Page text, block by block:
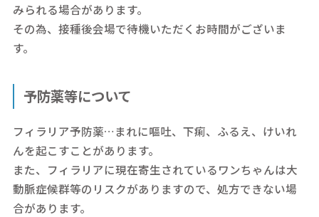
みられる場合があります。
その為、接種後会場で待機いただくお時間がございま
す。
予防薬等について
フィラリア予防薬…まれに嘔吐、下痢、ふるえ、けいれ
んを起こすことがあります。
また、フィラリアに現在寄生されているワンちゃんは大
動脈症候群等のリスクがありますので、処方できない場
合があります。